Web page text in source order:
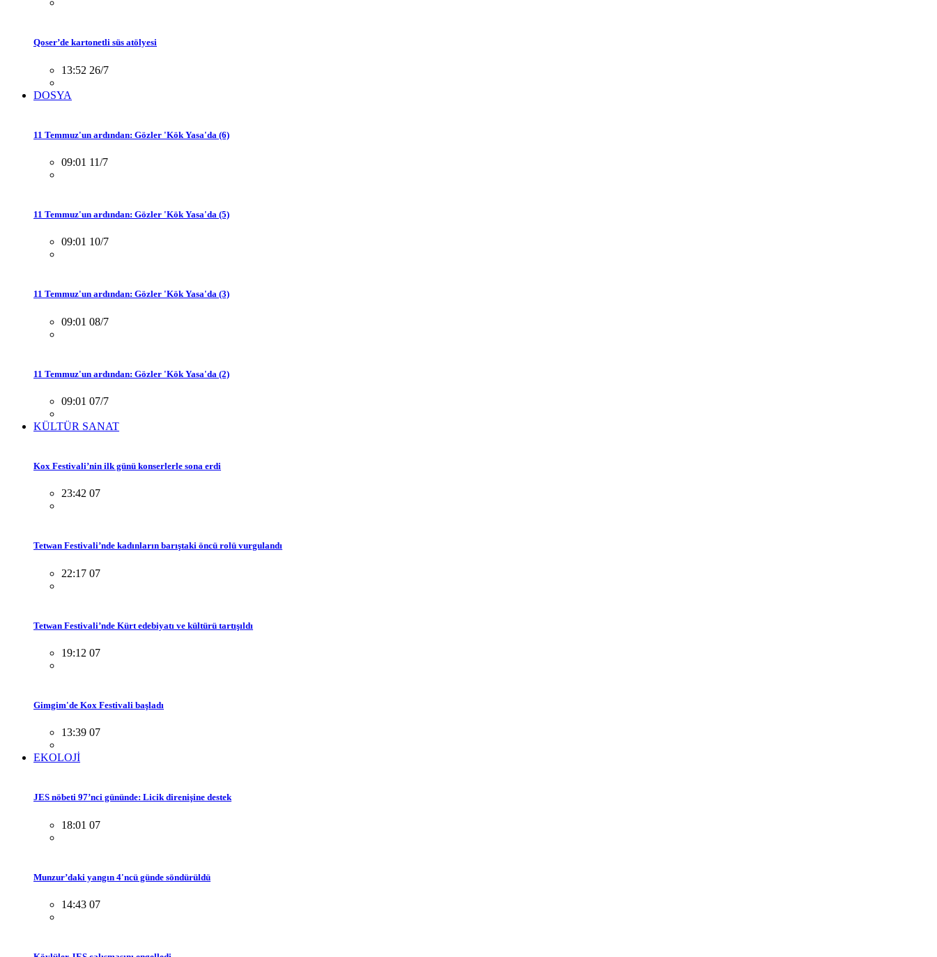
Qoser’de kartonetli süs atölyesi
13:52 26/7
DOSYA
11 Temmuz'un ardından: Gözler 'Kök Yasa'da (6)
09:01 11/7
11 Temmuz'un ardından: Gözler 'Kök Yasa'da (5)
09:01 10/7
11 Temmuz'un ardından: Gözler 'Kök Yasa'da (3)
09:01 08/7
11 Temmuz'un ardından: Gözler 'Kök Yasa'da (2)
09:01 07/7
KÜLTÜR SANAT
Kox Festivali’nin ilk günü konserlerle sona erdi
23:42 07
Tetwan Festivali’nde kadınların barıştaki öncü rolü vurgulandı
22:17 07
Tetwan Festivali’nde Kürt edebiyatı ve kültürü tartışıldı
19:12 07
Gimgim'de Kox Festivali başladı
13:39 07
EKOLOJİ
JES nöbeti 97’nci gününde: Licik direnişine destek
18:01 07
Munzur’daki yangın 4'ncü günde söndürüldü
14:43 07